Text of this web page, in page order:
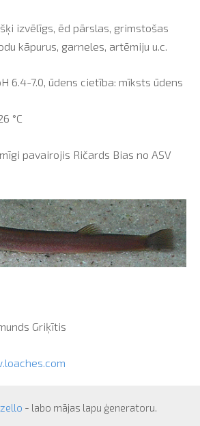
izvēlīgs, ēd pārslas, grimstošas
kāpurus, garneles, artēmiju u.c.
6.4-7.0, ūdens cietība: mīksts ūdens
°C
pavairojis Ričards Bias no ASV
Griķītis
- labo mājas lapu ģeneratoru.